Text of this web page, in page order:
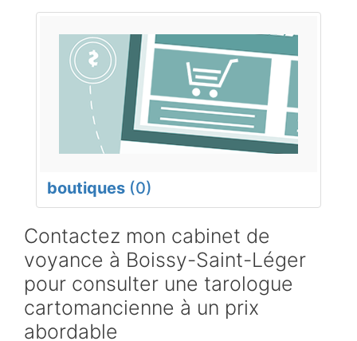
boutiques (0)
Contactez mon cabinet de
voyance à Boissy-Saint-Léger
pour consulter une tarologue
cartomancienne à un prix
abordable